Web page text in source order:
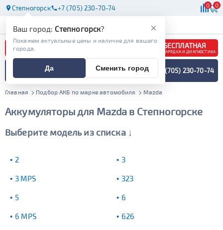
Степногорск +7 (705) 230-70-74 0 0
АКБ
БЕСПЛАТНАЯ
ЗАРЯДКА И ДИАГНОСТИКА
ПОДБОР АККУМУЛЯТОРА
СПЕЦИАЛИСТОМ +7 (705) 230-70-74
Главная Подбор АКБ по марке автомобиля Mazda
Аккумуляторы для Mazda в Степногорске
Выберите модель из списка ↓
2 3
3 MPS 323
5 6
6 MPS 626
×
Ваш город: Степногорск?
Покажем актуальные цены и наличие для вашего
города.
Да Сменить город